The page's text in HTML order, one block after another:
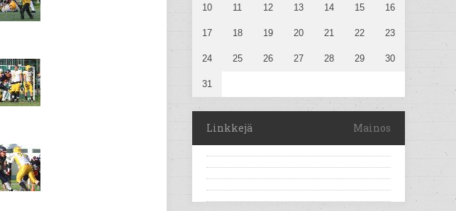
10 11 12 13 14 15 16
17 18 19 20 21 22 23
24 25 26 27 28 29 30
31
Linkkejä Mainos